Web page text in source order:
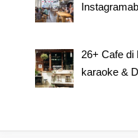
26+ Cafe di
karaoke &